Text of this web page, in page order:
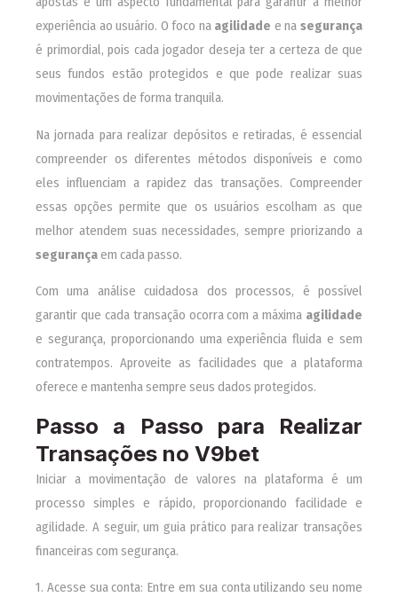
experiência ao usuário. O foco na agilidade e nasegurança
é primordial, pois cada jogador deseja ter a certeza de que
seus fundos estão protegidos e que pode realizar suas
movimentações de forma tranquila.
Na jornada para realizar depósitos e retiradas, é essencial
compreender os diferentes métodos disponíveis e como
eles influenciam a rapidez das transações. Compreender
essas opções permite que os usuários escolham as que
melhor atendem suas necessidades, sempre priorizando a
segurançaem cada passo.
Com uma análise cuidadosa dos processos, é possível
garantir que cada transação ocorra com a máxima agilidade
e segurança, proporcionando uma experiência fluida e sem
contratempos. Aproveite as facilidades que a plataforma
oferece e mantenha sempre seus dados protegidos.
Passo a Passo para Realizar
Transações no V9bet
Iniciar a movimentação de valores na plataforma é um
processo simples e rápido, proporcionando facilidade e
agilidade. A seguir, um guia prático para realizar transações
financeiras com segurança.
1. Acesse sua conta: Entre em sua conta utilizando seu nome